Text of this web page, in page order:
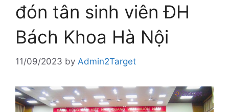
đón tân sinh viên ĐH
Bách Khoa Hà Nội
11/09/2023 by Admin2Target